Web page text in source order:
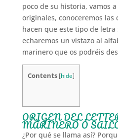
poco de su historia, vamos
originales, conoceremos las
hacen que este tipo de letra
echaremos un vistazo al
marinero que os podréis
Contents [hide]
ORIGEN DEL
MARINERO O
¿Por qué se llama así?